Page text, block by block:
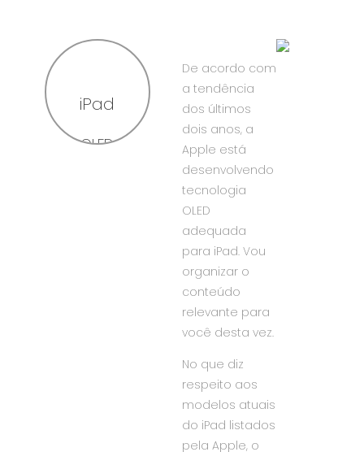
iPad
OLED
De acordo com
a tendência
dos últimos
dois anos, a
Apple está
desenvolvendo
tecnologia
OLED
adequada
para iPad. Vou
organizar o
conteúdo
relevante para
você desta vez.
No que diz
respeito aos
modelos atuais
do iPad listados
pela Apple, o